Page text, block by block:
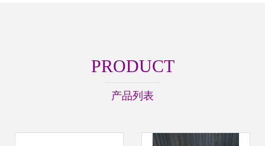
PRODUCT
产品列表